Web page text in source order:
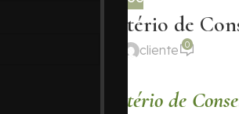
Ossos no Cemitério de
cliente 0
Ossos no Cemitério de